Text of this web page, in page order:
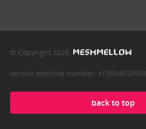
© Copyright 2026
service webchat number: x13594653503
back to top